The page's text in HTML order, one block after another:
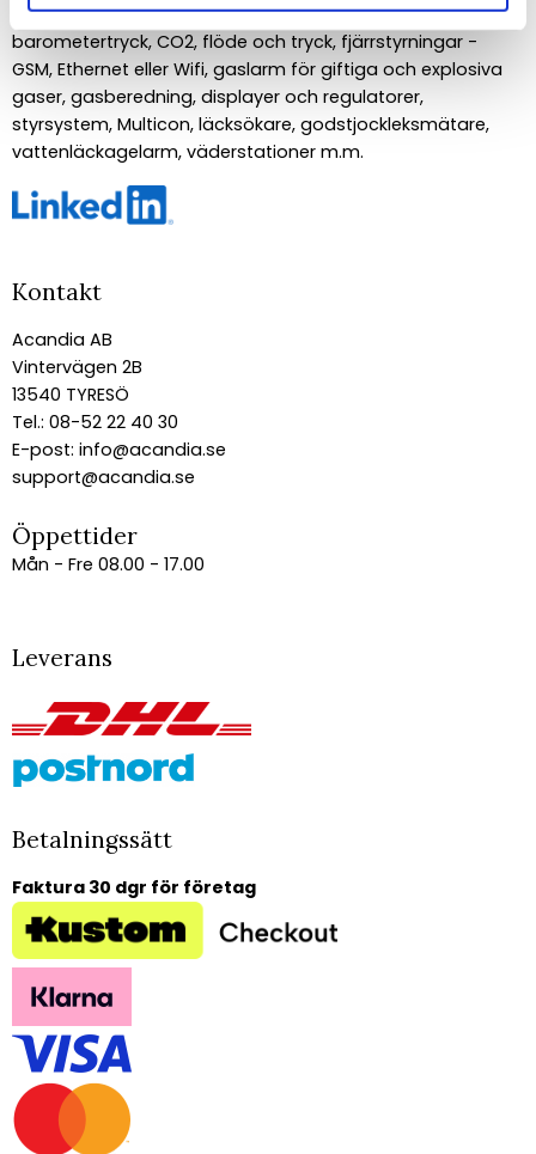
transmittrar för temperatur, luftfuktighet,
barometertryck, CO2, flöde och tryck, fjärrstyrningar -
GSM, Ethernet eller Wifi, gaslarm för giftiga och explosiva
gaser, gasberedning, displayer och regulatorer,
styrsystem, Multicon, läcksökare, godstjockleksmätare,
vattenläckagelarm, väderstationer m.m.
Kontakt
Acandia AB
Vintervägen 2B
13540 TYRESÖ
Tel.: 08-52 22 40 30
E-post: info@acandia.se
support@acandia.se
Öppettider
Mån - Fre 08.00 - 17.00
Leverans
Betalningssätt
Faktura 30 dgr för företag